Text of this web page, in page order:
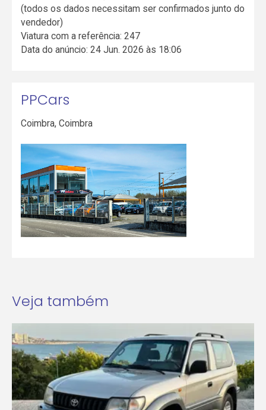
(todos os dados necessitam ser confirmados junto do
vendedor)
Viatura com a referência: 247
Data do anúncio: 24 Jun. 2026 às 18:06
PPCars
Coimbra,Coimbra
Veja também